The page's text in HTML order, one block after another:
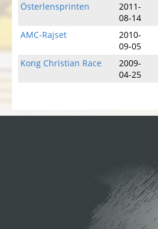
Österlensprinten
2011-
08-14
AMC-Rajset
2010-
09-05
Kong Christian Race
2009-
04-25